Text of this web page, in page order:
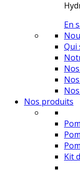
En
Qui
Nos produits
Kit